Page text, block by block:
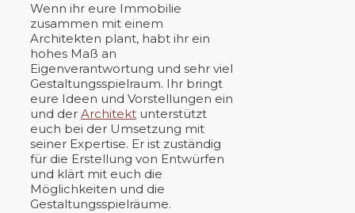
Wenn ihr eure Immobilie
zusammen mit einem
Architekten plant, habt ihr ein
hohes Maß an
Eigenverantwortung und sehr viel
Gestaltungsspielraum. Ihr bringt
eure Ideen und Vorstellungen ein
und der Architekt unterstützt
euch bei der Umsetzung mit
seiner Expertise. Er ist zuständig
für die Erstellung von Entwürfen
und klärt mit euch die
Möglichkeiten und die
Gestaltungsspielräume.